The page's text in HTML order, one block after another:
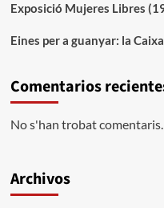
Exposició Mujeres Libres
Eines per a guanyar: la
Comentarios
No s'han trobat comentaris.
Archivos